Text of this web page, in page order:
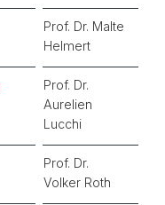
Prof. Dr. Malte
Helmert
Prof. Dr.
Aurelien
Lucchi
Prof. Dr.
Volker Roth